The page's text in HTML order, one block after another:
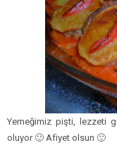
Yemeğimiz pişti, lezzeti
oluyor 🙂 Afiyet olsun 🙂